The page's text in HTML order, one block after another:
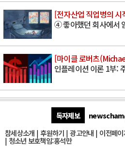
[전자산업 직업병의
④ 좋아했던 회사에서
[마이클 로버츠
인플레이션 이론 1부:
독자제보
참세상소개 | 후원하기 |광고안내 | 이전페이
| 청소년 보호책임:홍석만